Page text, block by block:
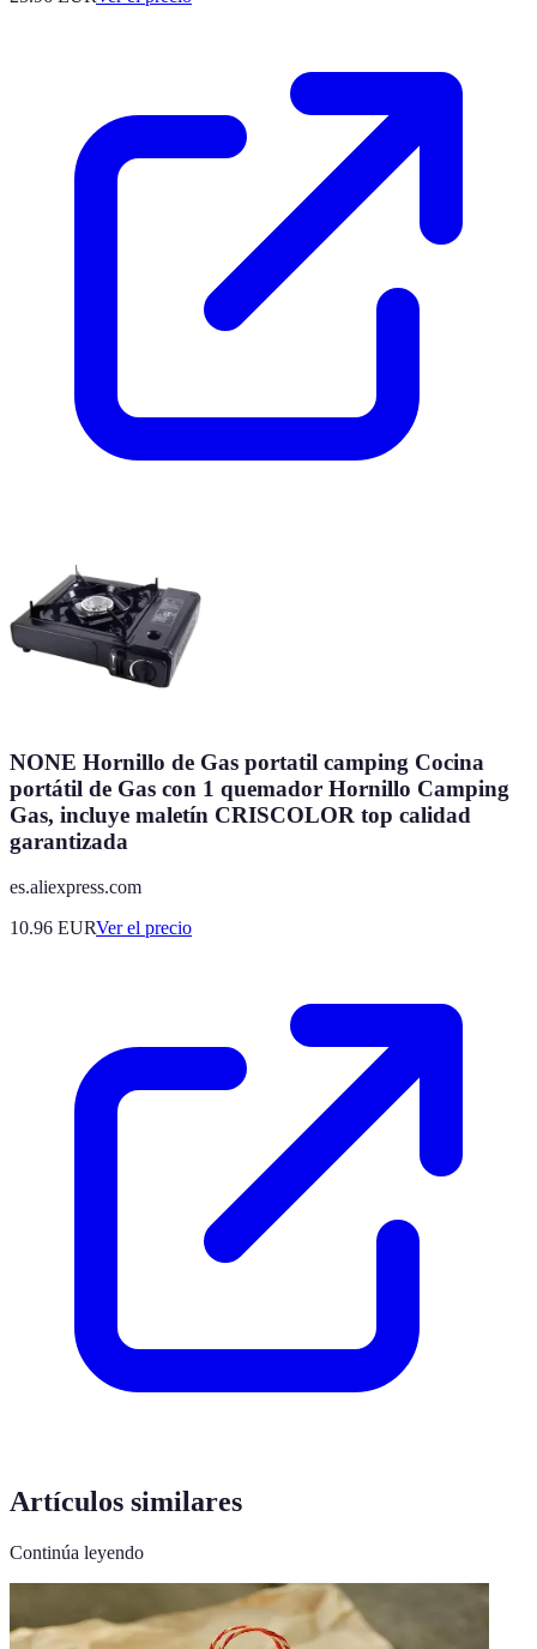
NONE Hornillo de Gas portatil camping Cocina
portátil de Gas con 1 quemador Hornillo Camping
Gas, incluye maletín CRISCOLOR top calidad
garantizada
es.aliexpress.com
10.96 EURVer el precio
Artículos similares
Continúa leyendo